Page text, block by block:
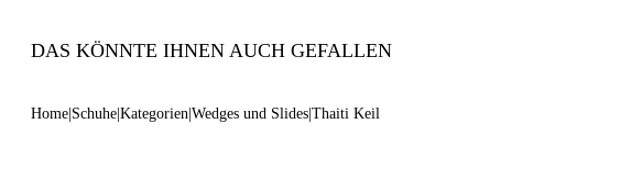
DAS KÖNNTE IHNEN AUCH GEFALLEN
Home Schuhe Kategorien Wedges und Slides Thaiti Keil